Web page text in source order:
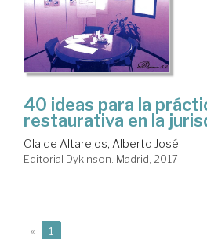
40 ideas para la
restaurativa en la
Olalde Altarejos, Alberto José
Editorial Dykinson. Madrid, 2017
« 1